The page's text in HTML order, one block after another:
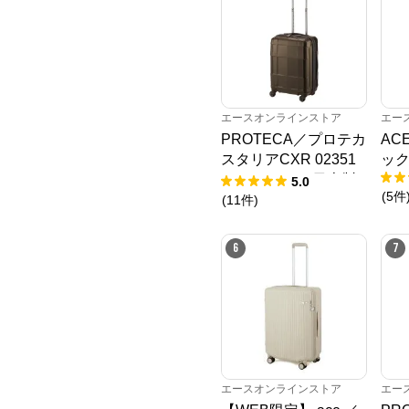
エースオンラインストア
PROTECA／プロテカ
スタリアCXR 02351
スーツケース 日本製
機内持込み 37L
5.0
(11件)
エー
ッ
(5件
6
エースオンラインストア
7
エー